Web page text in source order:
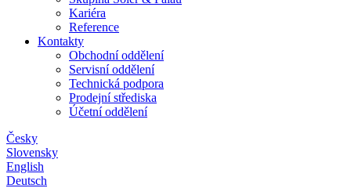
Kariéra
Reference
Kontakty
Obchodní oddělení
Servisní oddělení
Technická podpora
Prodejní střediska
Účetní oddělení
Česky
Slovensky
English
Deutsch